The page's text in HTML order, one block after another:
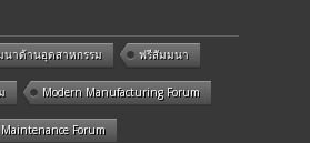
นาด้านอุตสาหกรรม ฟรีสัมมนา
Modern Manufacturing Forum
Maintenance Forum